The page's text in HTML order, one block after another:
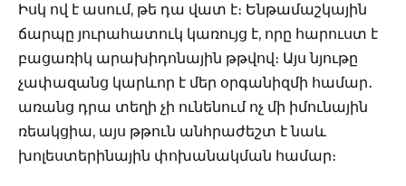
Իսկ ով է ասում, թե դա վատ է։ Ենթամաշկային
ճարպը յուրահատուկ կառույց է, որը հարուստ է
բացառիկ արախիդոնային թթվով։ Այս նյութը
չափազանց կարևոր է մեր օրգանիզմի համար․
առանց դրա տեղի չի ունենում ոչ մի իմունային
ռեակցիա, այս թթուն անհրաժեշտ է նաև
խոլեստերինային փոխանակման համար։